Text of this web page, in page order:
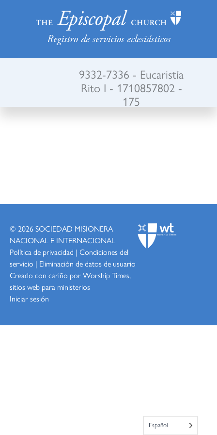
Registro de servicios eclesiásticos
9332-7336 - Eucaristía
Rito I - 1710857802 -
175
© 2026 SOCIEDAD MISIONERA
NACIONAL E INTERNACIONAL
Política de privacidad | Condiciones del
servicio | Eliminación de datos de usuario
Creado con cariño por Worship Times,
sitios web para ministerios
Iniciar sesión
Español